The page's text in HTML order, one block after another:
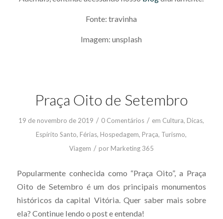
Fonte: travinha
Imagem: unsplash
Praça Oito de Setembro
19 de novembro de 2019 / 0 Comentários / em Cultura, Dicas,
Espírito Santo, Férias, Hospedagem, Praça, Turismo,
Viagem / por Marketing 365
Popularmente conhecida como “Praça Oito”, a Praça
Oito de Setembro é um dos principais monumentos
históricos da capital Vitória. Quer saber mais sobre
ela? Continue lendo o post e entenda!